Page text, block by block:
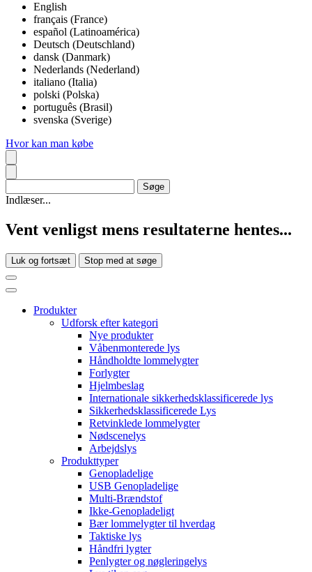
English
français (France)
español (Latinoamérica)
Deutsch (Deutschland)
dansk (Danmark)
Nederlands (Nederland)
italiano (Italia)
polski (Polska)
português (Brasil)
svenska (Sverige)
Hvor kan man købe
Indlæser...
Vent venligst mens resultaterne hentes...
Luk og fortsæt Stop med at søge
Produkter
Udforsk efter kategori
Nye produkter
Våbenmonterede lys
Håndholdte lommelygter
Forlygter
Hjelmbeslag
Internationale sikkerhedsklassificerede lys
Sikkerhedsklassificerede Lys
Retvinklede lommelygter
Nødscenelys
Arbejdslys
Produkttyper
Genopladelige
USB Genopladelige
Multi-Brændstof
Ikke-Genopladeligt
Bær lommelygter til hverdag
Taktiske lys
Håndfri lygter
Penlygter og nøgleringelys